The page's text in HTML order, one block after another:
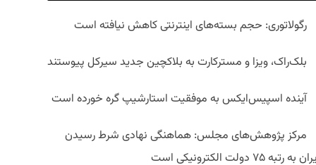
رگولاتوری: حجم بسته‌های اینترنتی کاهش نیافته است
بلک‌راک، ویزا و مسترکارت به بلاکچین جدید سیرکل پیوستند
آینده اسپیس‌ایکس به موفقیت استارشیپ گره خورده است
مرکز پژوهش‌های مجلس: هماهنگی نهادی شرط رسیدن
به رتبه ۷۵ دولت الکترونیکی است